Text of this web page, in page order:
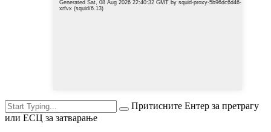
Притисните Ентер за претрагу
или ЕСЦ за затварање